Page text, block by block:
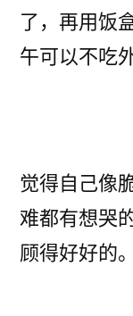
了，再用饭
午可以不吃
觉得自己像
难都有想哭
顾得好好的。